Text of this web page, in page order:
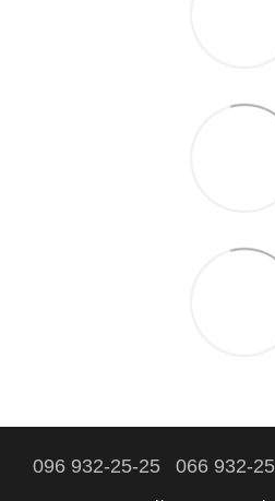
096 932-25-25 066 932-